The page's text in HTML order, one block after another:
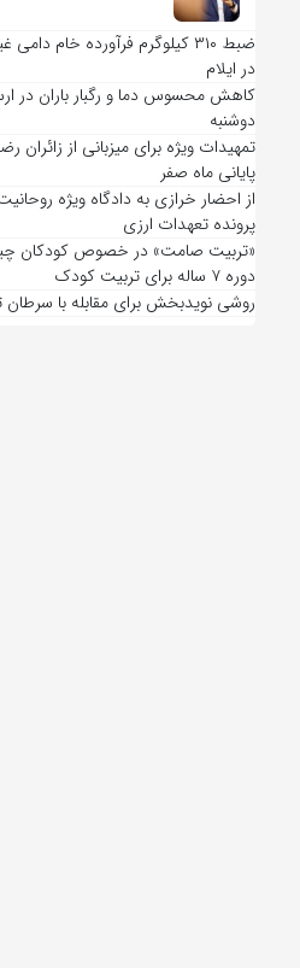
ضبط ۳۱۰ کیلوگرم فرآورده خام
در ایلام
کاهش محسوس دما و رگبار باران در
دوشنبه
تمهیدات ویژه برای میزبانی از زائران
پایانی ماه صفر
پرونده تعهدات ارزی
«تربیت صامت» در خصوص کودکان
دوره ۷ ساله برای تربیت کودک
روشی نویدبخش برای مقابله با سرطان